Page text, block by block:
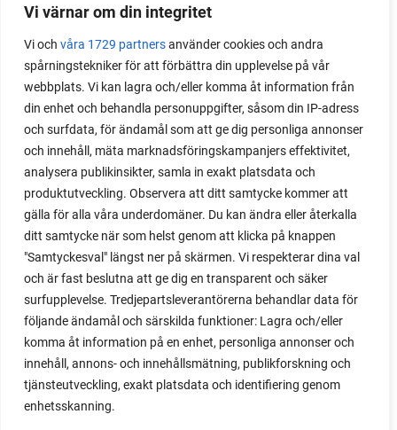
Vi värnar om din integritet
Vi och våra 1729 partnersanvänder cookies och andra
spårningstekniker för att förbättra din upplevelse på vår
webbplats. Vi kan lagra och/eller komma åt information från
din enhet och behandla personuppgifter, såsom din IP-adress
och surfdata, för ändamål som att ge dig personliga annonser
och innehåll, mäta marknadsföringskampanjers effektivitet,
analysera publikinsikter, samla in exakt platsdata och
produktutveckling. Observera att ditt samtycke kommer att
gälla för alla våra underdomäner. Du kan ändra eller återkalla
ditt samtycke när som helst genom att klicka på knappen
"Samtyckesval" längst ner på skärmen. Vi respekterar dina val
och är fast beslutna att ge dig en transparent och säker
surfupplevelse. Tredjepartsleverantörerna behandlar data för
följande ändamål och särskilda funktioner: Lagra och/eller
komma åt information på en enhet, personliga annonser och
innehåll, annons- och innehållsmätning, publikforskning och
tjänsteutveckling, exakt platsdata och identifiering genom
enhetsskanning.
Odla stora växter på liten plats
Med det här smarta knepet kan du odla också stora
växter i en pallkrage tillsammans med andra växter.
Perfekt om du vill odla mycket i på liten yta.